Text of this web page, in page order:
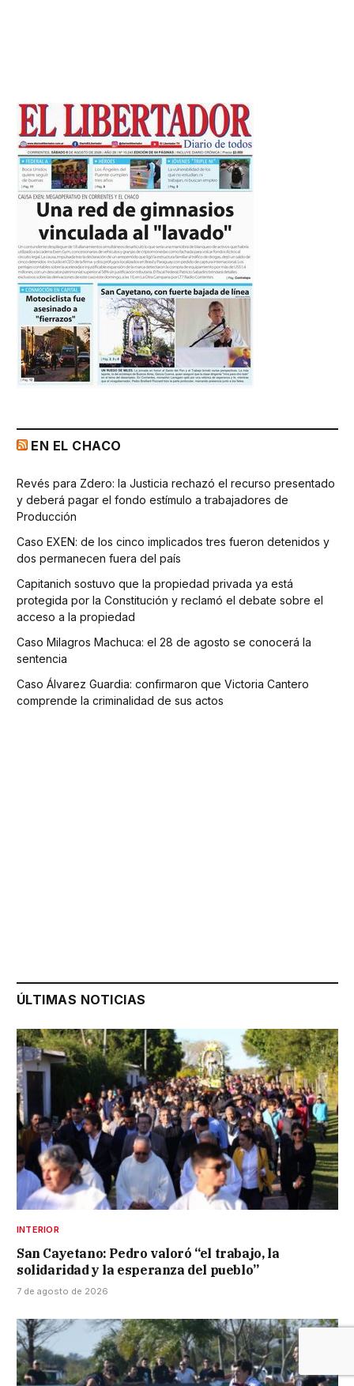
EN EL CHACO
Revés para Zdero: la Justicia rechazó el recurso presentado
y deberá pagar el fondo estímulo a trabajadores de
Producción
Caso EXEN: de los cinco implicados tres fueron detenidos y
dos permanecen fuera del país
Capitanich sostuvo que la propiedad privada ya está
protegida por la Constitución y reclamó el debate sobre el
acceso a la propiedad
Caso Milagros Machuca: el 28 de agosto se conocerá la
sentencia
Caso Álvarez Guardia: confirmaron que Victoria Cantero
comprende la criminalidad de sus actos
ÚLTIMAS NOTICIAS
INTERIOR
San Cayetano: Pedro valoró “el trabajo, la
solidaridad y la esperanza del pueblo”
7 de agosto de 2026